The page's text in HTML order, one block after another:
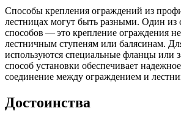
Способы крепления ограждений из
лестницах могут быть разными. Один
способов — это крепление ограждения
лестничным ступеням или балясинам.
используются специальные фланцы или
способ установки обеспечивает
соединение между ограждением и
Достоинства